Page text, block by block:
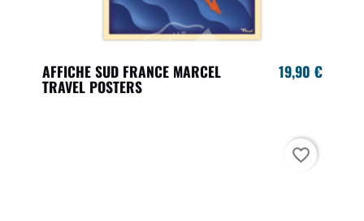
AFFICHE SUD FRANCE MARCEL
TRAVEL POSTERS
19,90 €
favorite_border